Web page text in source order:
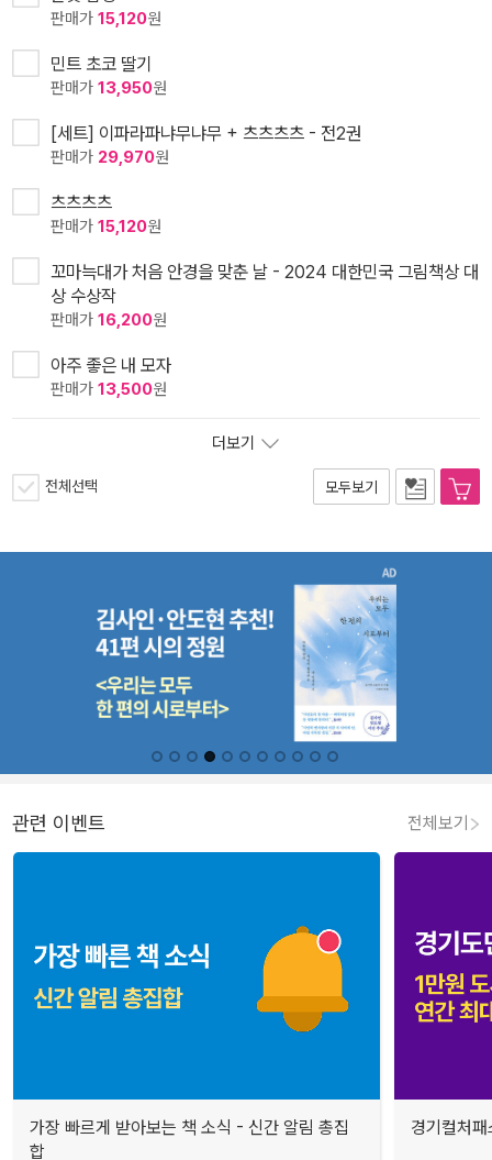
판매가 15,120원
민트 초코 딸기
판매가 13,950원
[세트] 이파라파냐무냐무 + 츠츠츠츠 - 전2권
판매가 29,970원
츠츠츠츠
판매가 15,120원
꼬마늑대가 처음 안경을 맞춘 날 - 2024 대한민국 그림책상 대
상 수상작
판매가 16,200원
아주 좋은 내 모자
판매가 13,500원
더보기
전체선택 모두보기
관련 이벤트 전체보기
가장 빠르게 받아보는 책 소식 - 신간 알림 총집
합
경기컬처